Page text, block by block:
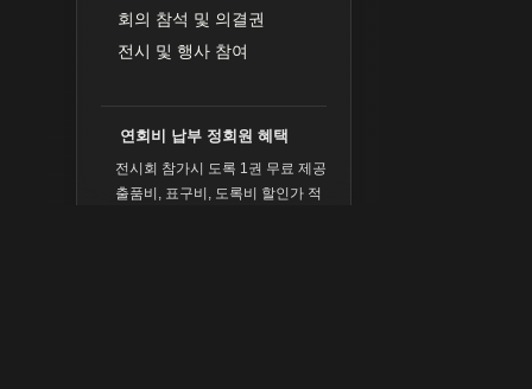
회의 참석 및 의결권
전시 및 행사 참여
연회비 납부 정회원 혜택
전시회 참가시 도록 1권 무료 제공
출품비, 표구비, 도록비 할인가 적